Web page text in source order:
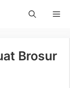
Brosur